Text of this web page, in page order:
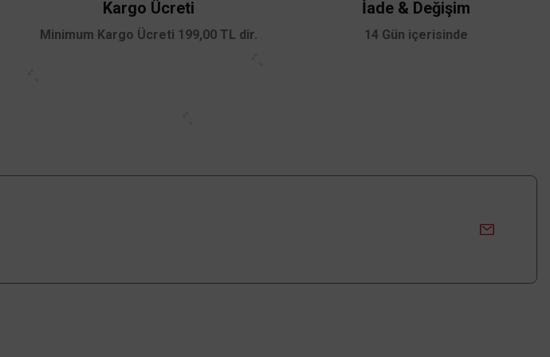
Kargo Ücreti
Minimum Kargo Ücreti 199,00 TL dir.
İade & Değişim
14 Gün içerisinde